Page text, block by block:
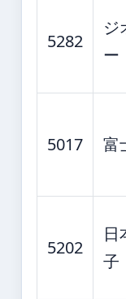
5282
ジ
ー
5017 富
5202
日
子